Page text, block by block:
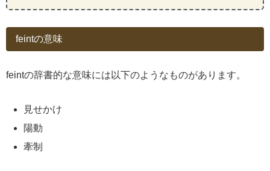
feintの意味
feintの辞書的な意味には以下のようなものがあります。
見せかけ
陽動
牽制